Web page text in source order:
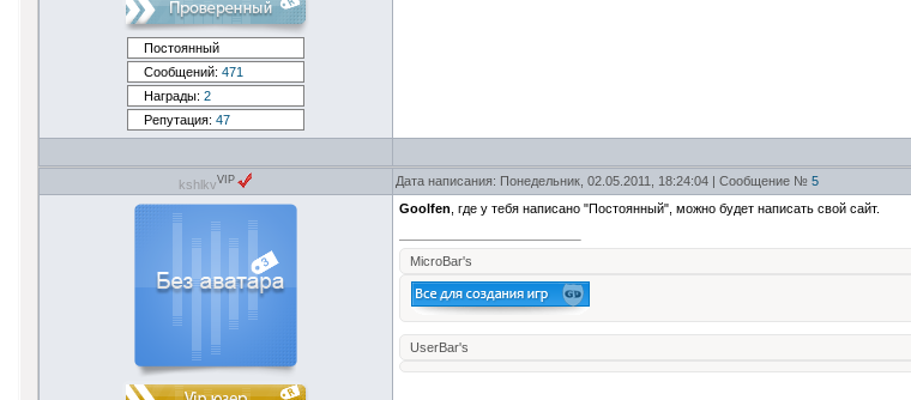
Постоянный
Сообщений: 471
Награды: 2
Репутация: 47
kshlkvVIP Дата написания: Понедельник, 02.05.2011, 18:24:04 | Сообщение № 5
Goolfen , где у тебя написано "Постоянный", можно будет написать свой сайт.
MicroBar's
UserBar's